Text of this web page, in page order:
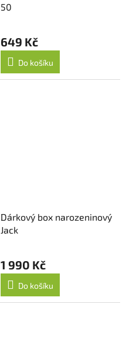
50
649 Kč
Do košíku
Dárkový box narozeninový
Jack
1 990 Kč
Do košíku